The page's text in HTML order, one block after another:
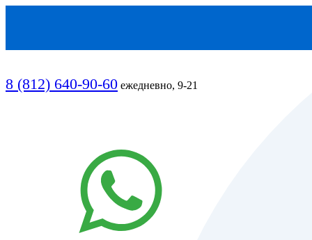
8 (812) 640-90-60 ежедневно, 9-21